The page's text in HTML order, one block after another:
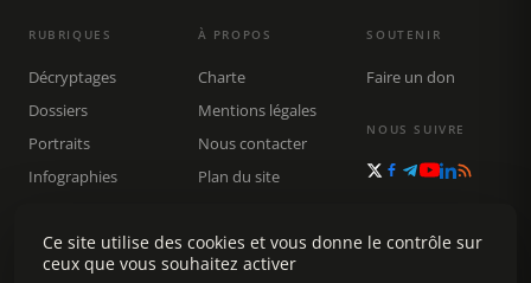
RUBRIQUES
Décryptages
Dossiers
Portraits
Infographies
Rechercher
À PROPOS
Charte
Mentions légales
Nous contacter
Plan du site
SOUTENIR
Faire un don
NOUS SUIVRE
Ce site utilise des cookies et vous donne le contrôle sur
ceux que vous souhaitez activer